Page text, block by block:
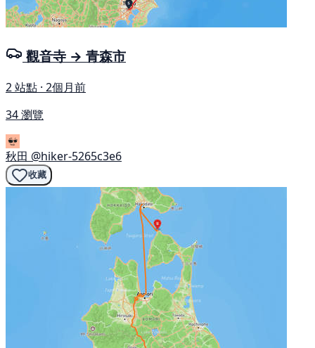
觀音寺 → 青森市
2 站點 · 2個月前
34 瀏覽
秋田 @hiker-5265c3e6
收藏